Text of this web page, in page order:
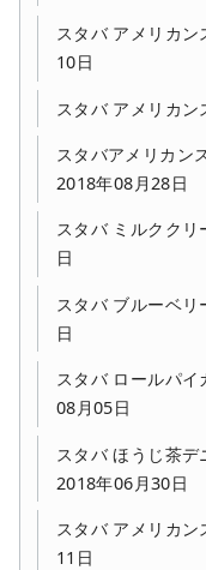
スタバ アメリカ
10日
スタバ アメリカ
スタバアメリカン
2018年08月28日
スタバ ミルクク
日
スタバ ブルーベ
日
スタバ ロールパ
08月05日
スタバ ほうじ茶
2018年06月30日
スタバ アメリカ
11日